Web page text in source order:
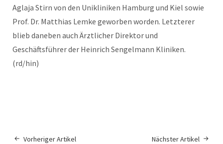
Aglaja Stirn von den Unikliniken Hamburg und Kiel sowie
Prof. Dr. Matthias Lemke geworben worden. Letzterer
blieb daneben auch Ärztlicher Direktor und
Geschäftsführer der Heinrich Sengelmann Kliniken.
(rd/hin)
Vorheriger Artikel Nächster Artikel